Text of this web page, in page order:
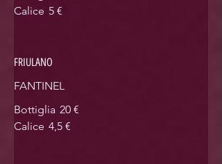
Calice 5 €
FRIULANO
FANTINEL
Bottiglia 20 €
Calice 4,5 €